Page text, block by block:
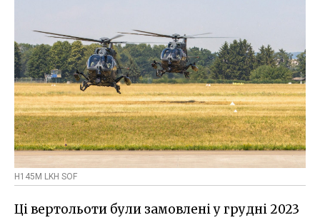
H145M LKH SOF
Ці вертольоти були замовлені у грудні 2023